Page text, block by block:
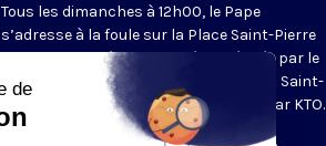
Tous les dimanches à 12h00, le Pape
s’adresse à la foule sur la Place Saint-Pierre
de Rome. La prière de l’Angélus, récitée par le
Pape, est précédée d’une allocution du Saint-
Père. Retransmis et traduit en direct par KTO.